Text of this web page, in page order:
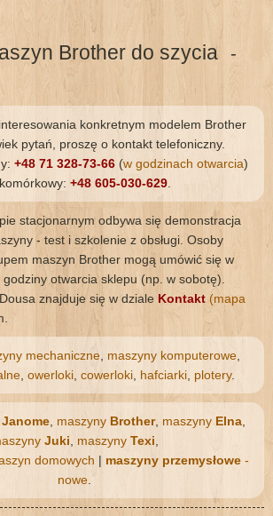
Brother do szycia
-
konkretnym modelem Brother
pytań, proszę o kontakt telefoniczny.
+48 71 328-73-66 (w godzinach otwarcia)
+48 605-030-629.
stacjonarnym odbywa się demonstracja
- test i szkolenie z obsługi. Osoby
maszyn Brother mogą umówić się w
otwarcia sklepu (np. w sobotę).
znajduje się w dziale Kontakt (mapa
mechaniczne maszyny komputerowe
owerloki cowerloki hafciarki plotery.
Janome maszyny Brother, maszyny Elna
Juki maszyny Texi
domowych | maszyny przemysłowe -
nowe